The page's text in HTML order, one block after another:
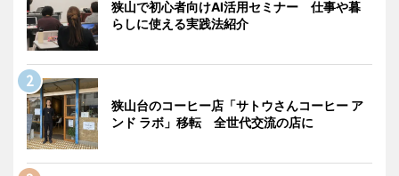
狭山で初心者向けAI活用セミナー 仕事や暮
らしに使える実践法紹介
狭山台のコーヒー店「サトウさんコーヒー ア
ンド ラボ」移転 全世代交流の店に